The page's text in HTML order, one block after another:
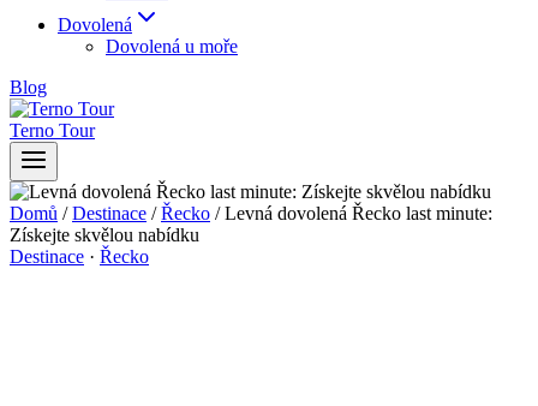
Dovolená
Dovolená u moře
Blog
Terno Tour
Domů / Destinace / Řecko / Levná dovolená Řecko last minute:
Získejte skvělou nabídku
Destinace · Řecko